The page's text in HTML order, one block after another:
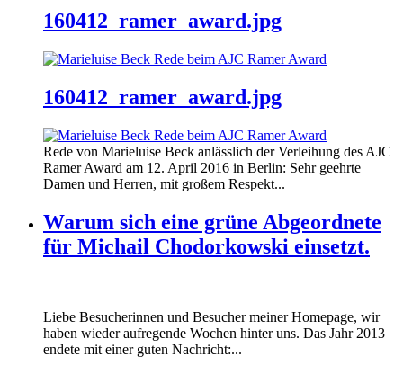
160412_ramer_award.jpg
160412_ramer_award.jpg
Rede von Marieluise Beck anlässlich der Verleihung des AJC
Ramer Award am 12. April 2016 in Berlin: Sehr geehrte
Damen und Herren, mit großem Respekt...
Warum sich eine grüne Abgeordnete
für Michail Chodorkowski einsetzt.
Liebe Besucherinnen und Besucher meiner Homepage, wir
haben wieder aufregende Wochen hinter uns. Das Jahr 2013
endete mit einer guten Nachricht:...